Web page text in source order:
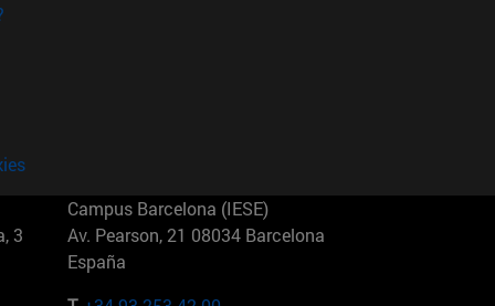
3
Campus Barcelona (IESE)
Av. Pearson, 21 08034 Barcelona
España